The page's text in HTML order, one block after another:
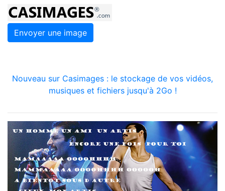
Envoyer une image
Nouveau sur Casimages : le stockage de vos vidéos,
musiques et fichiers jusqu'à 2Go !